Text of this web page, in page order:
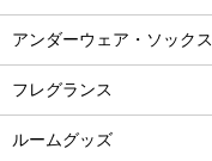
アンダーウェア・ソックス
フレグランス
ルームグッズ